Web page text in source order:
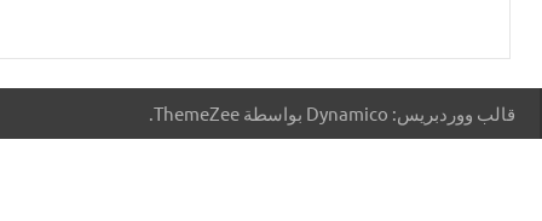
قالب ووردبريس: Dynamico بواسطة ThemeZee.